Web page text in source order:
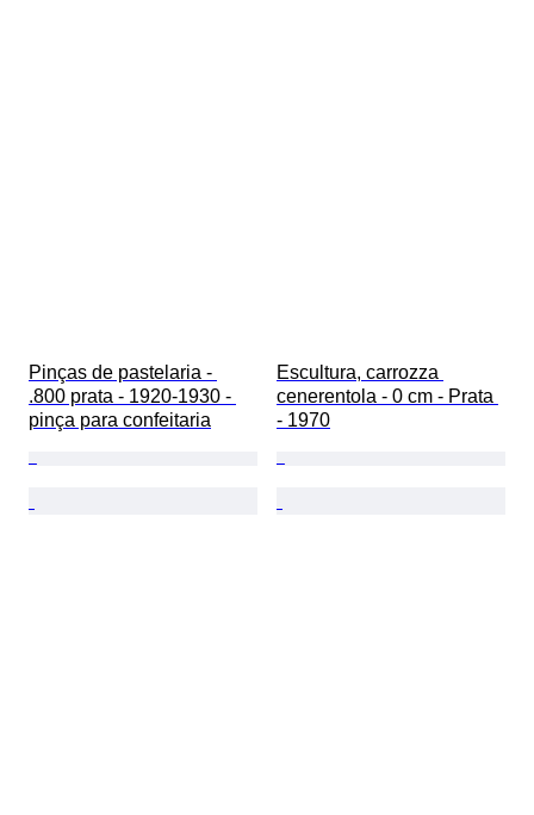
Pinças de pastelaria -
.800 prata - 1920-1930 -
pinça para confeitaria
Escultura, carrozza
cenerentola - 0 cm - Prata
- 1970